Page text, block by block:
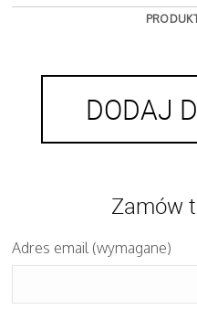
DODAJ
Zamów
Adres email (wymagane)